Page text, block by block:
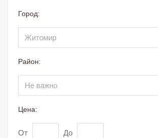
Город:
Район:
Цена:
От До